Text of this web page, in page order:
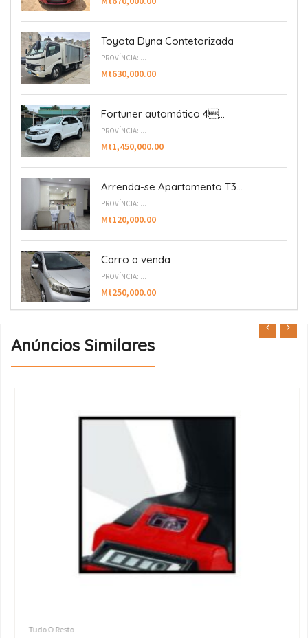
Toyota Dyna Contetorizada
PROVÍNCIA: ...
Mt630,000.00
Fortuner automático 4...
PROVÍNCIA: ...
Mt1,450,000.00
Arrenda-se Apartamento T3...
PROVÍNCIA: ...
Mt120,000.00
Carro a venda
PROVÍNCIA: ...
Mt250,000.00
Anúncios Similares